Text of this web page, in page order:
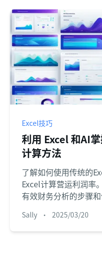
Excel技巧
利用 Excel 和AI
计算方法
了解如何使用传统的
Excel计算营运利润率
有效财务分析的步骤
Sally • 2025/03/20